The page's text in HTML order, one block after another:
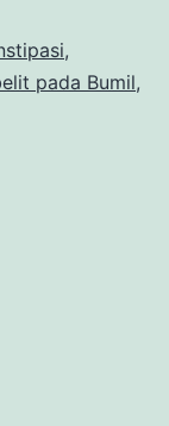
Atasi
Sembelit
,
pada Bumil,